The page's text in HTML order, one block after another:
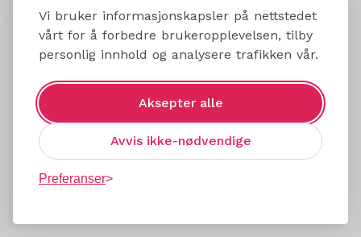
Vi bruker informasjonskapsler på nettstedet
vårt for å forbedre brukeropplevelsen, tilby
personlig innhold og analysere trafikken vår.
Aksepter alle
Avvis ikke-nødvendige
Preferanser